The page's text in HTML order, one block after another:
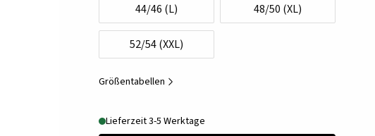
44/46 (L) 48/50 (XL)
52/54 (XXL)
Größentabellen
Lieferzeit 3-5 Werktage